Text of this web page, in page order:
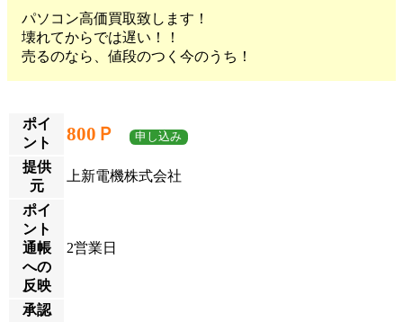
パソコン高価買取致します！
壊れてからでは遅い！！
売るのなら、値段のつく今のうち！
ポイ
ント
800Ｐ 申し込み
提供
元
上新電機株式会社
ポイ
ント
通帳
への
反映
2営業日
承認